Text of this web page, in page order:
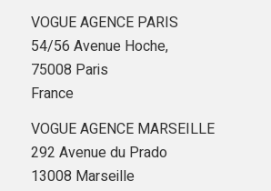
VOGUE AGENCE PARIS
54/56 Avenue Hoche,
75008 Paris
France
VOGUE AGENCE MARSEILLE
292 Avenue du Prado
13008 Marseille